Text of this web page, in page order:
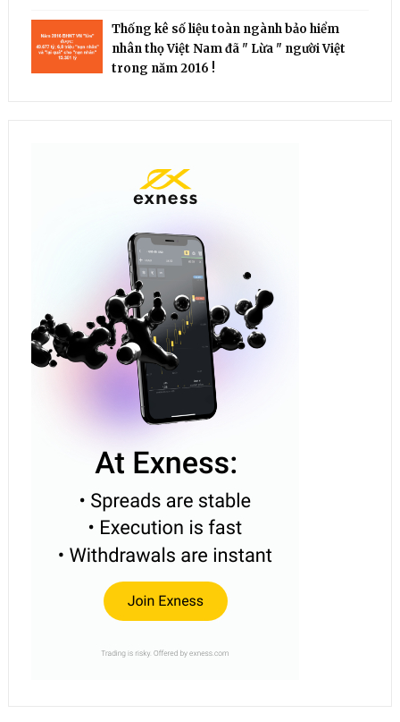
Thống kê số liệu toàn ngành bảo hiểm
nhân thọ Việt Nam đã " Lừa " người Việt
trong năm 2016 !